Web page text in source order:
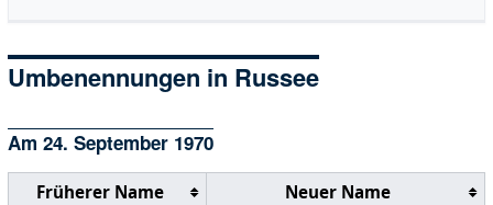
Umbenennungen in Russee
Am 24. September 1970
Früherer Name
Neuer Name